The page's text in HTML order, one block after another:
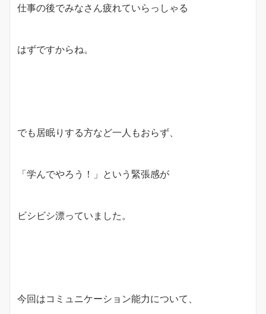
仕事の後でみなさん疲れていらっしゃる
はずですからね。
でも居眠りする方など一人もおらず、
「学んでやろう！」という緊張感が
ビシビシ漂っていました。
今回はコミュニケーション能力について、